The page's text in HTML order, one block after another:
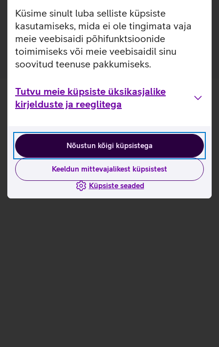
Küsime sinult luba selliste küpsiste
kasutamiseks, mida ei ole tingimata vaja
meie veebisaidi põhifunktsioonide
toimimiseks või meie veebisaidil sinu
soovitud teenuse pakkumiseks.
Tutvu meie küpsiste üksikasjalike
kirjelduste ja reeglitega
Nõustun kõigi küpsistega
Keeldun mittevajalikest küpsistest
Küpsiste seaded
telefonile kaitse, mis on võimalikult õhuke ja käepärane
ning ei kaota telefoni disaini suure robustse ümbrise sisse